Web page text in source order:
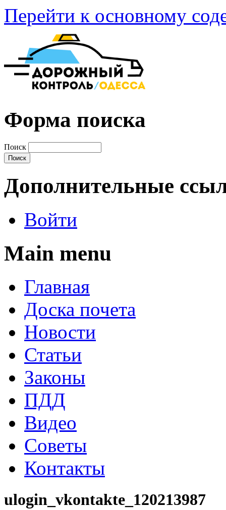
Перейти к основному
Форма поиска
Поиск
Дополнительные
Войти
Main menu
Главная
Доска почета
Новости
Статьи
Законы
ПДД
Видео
Советы
Контакты
ulogin_vkontakte_120213987